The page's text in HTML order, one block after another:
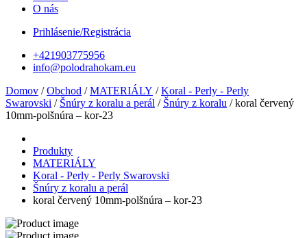
O nás
Prihlásenie/Registrácia
+421903775956
info@polodrahokam.eu
Domov /Obchod /MATERIÁLY /Koral - Perly - Perly
Swarovski / Šnúry z koralu a perál / Šnúry z koralu / koral červený
10mm-polšnúra – kor-23
Produkty
MATERIÁLY
Koral - Perly - Perly Swarovski
Šnúry z koralu a perál
koral červený 10mm-polšnúra – kor-23